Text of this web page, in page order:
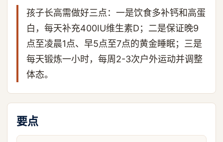
孩子长高需做好三点：一是饮食多补钙和高蛋
白，每天补充400IU维生素D；二是保证晚9
点至凌晨1点、早5点至7点的黄金睡眠；三是
每天锻炼一小时，每周2-3次户外运动并调整
体态。
要点